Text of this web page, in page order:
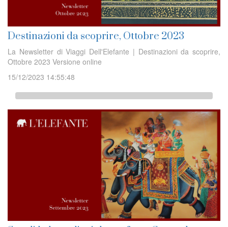
Destinazioni da scoprire, Ottobre 2023
La Newsletter di Viaggi Dell'Elefante | Destinazioni da scoprire,
Ottobre 2023 Versione online
15/12/2023 14:55:48